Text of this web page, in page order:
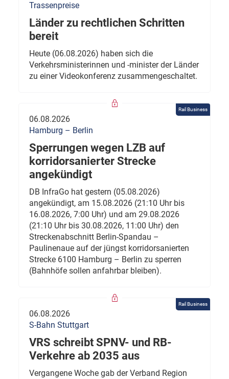
Trassenpreise
Länder zu rechtlichen Schritten
bereit
Heute (06.08.2026) haben sich die
Verkehrsministerinnen und -minister der Länder
zu einer Videokonferenz zusammengeschaltet.
Rail Business
06.08.2026
Hamburg – Berlin
Sperrungen wegen LZB auf
korridorsanierter Strecke
angekündigt
DB InfraGo hat gestern (05.08.2026)
angekündigt, am 15.08.2026 (21:10 Uhr bis
16.08.2026, 7:00 Uhr) und am 29.08.2026
(21:10 Uhr bis 30.08.2026, 11:00 Uhr) den
Streckenabschnitt Berlin-Spandau –
Paulinenaue auf der jüngst korridorsanierten
Strecke 6100 Hamburg – Berlin zu sperren
(Bahnhöfe sollen anfahrbar bleiben).
Rail Business
06.08.2026
S-Bahn Stuttgart
VRS schreibt SPNV- und RB-
Verkehre ab 2035 aus
Vergangene Woche gab der Verband Region